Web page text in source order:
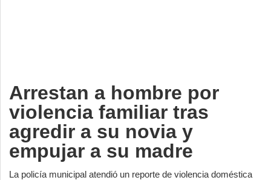
Arrestan a hombre por
violencia familiar tras
agredir a su novia y
empujar a su madre
La policía municipal atendió un reporte de violencia doméstica